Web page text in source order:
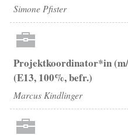
Simone Pfister
Projektkoordinator*in
(E13, 100%, befr.)
Marcus Kindlinger